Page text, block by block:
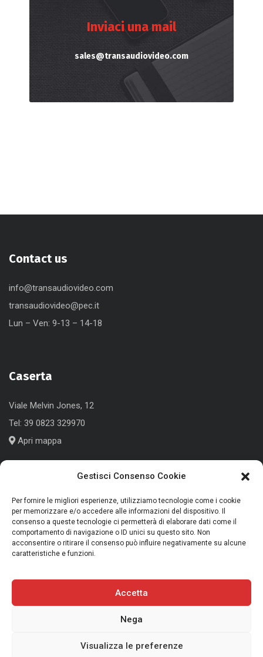
Gestisci Consenso Cookie
Per fornire le migliori esperienze, utilizziamo tecnologie come i cookie
per memorizzare e/o accedere alle informazioni del dispositivo. Il
consenso a queste tecnologie ci permetterà di elaborare dati come il
comportamento di navigazione o ID unici su questo sito. Non
acconsentire o ritirare il consenso può influire negativamente su alcune
caratteristiche e funzioni.
Accetta
Nega
Visualizza le preferenze
Inviaci una mail
sales@transaudiovideo.com
Contact us
info@transaudiovideo.com
transaudiovideo@pec.it
Lun – Ven: 9-13 – 14-18
Caserta
Viale Melvin Jones, 12
Tel: 39 0823 329970
Apri mappa
Cologno Monzese (MI)
Corso Roma, 186
Tel:+39 039 791339
Apri mappa
Copyright 2025 Trans Audio Video S.r.l. - P.IVA 01675270613
Privacy Policy| Cookie Policy |Termini e Condizioni